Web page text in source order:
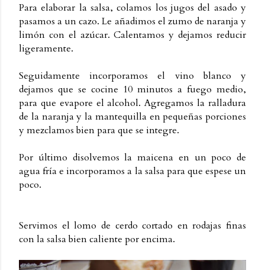
Para elaborar la salsa, colamos los jugos del asado y
pasamos a un cazo. Le añadimos el zumo de naranja y
limón con el azúcar. Calentamos y dejamos reducir
ligeramente.
Seguidamente incorporamos el vino blanco y
dejamos que se cocine 10 minutos a fuego medio,
para que evapore el alcohol. Agregamos la ralladura
de la naranja y la mantequilla en pequeñas porciones
y mezclamos bien para que se integre.
Por último disolvemos la maicena en un poco de
agua fría e incorporamos a la salsa para que espese un
poco.
Servimos el lomo de cerdo cortado en rodajas finas
con la salsa bien caliente por encima.